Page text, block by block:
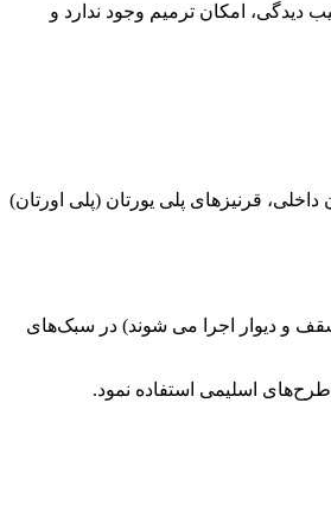
امکان ترمیم وجود ندارد و
قرنیزهای پلی یورتان (پلی اورتان)
و دیوار اجرا می شوند) در سبک‌های
طرح‌های اسلیمی استفاده نمود.